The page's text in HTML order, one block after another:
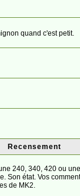
quand c'est petit.
Recensement
240, 340, 420 ou
Son état. Vos
de MK2.